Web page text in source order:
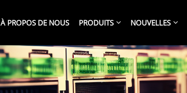
À PROPOS DE NOUS PRODUITS NOUVELLES